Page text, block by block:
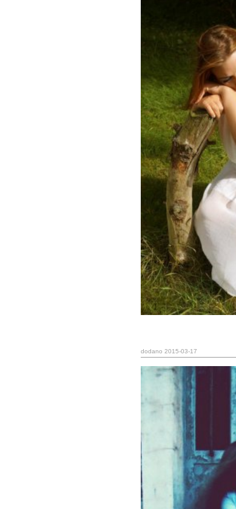
dodano 2015-03-17